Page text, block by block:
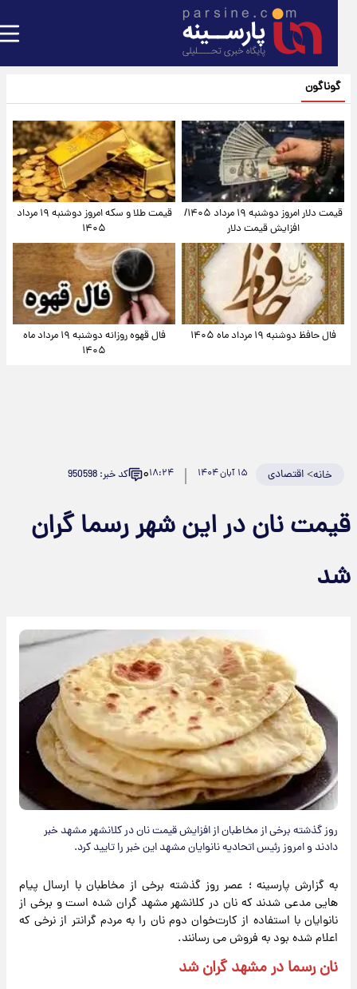
گوناگون
قیمت دلار امروز دوشنبه ۱۹ مرداد ۱۴۰۵/
افزایش قیمت دلار
قیمت طلا و سکه امروز دوشنبه ۱۹ مرداد
۱۴۰۵
فال حافظ دوشنبه ۱۹ مرداد ماه ۱۴۰۵
فال قهوه روزانه دوشنبه ۱۹ مرداد ماه
۱۴۰۵
خانه>اقتصادی ۱۸:۲۴۰ کد خبر: 950598
نان در این شهر رسما گران
روز گذشته برخی از مخاطبان از افزایش قیمت نان در کلانشهر مشهد خبر
دادند و امروز رئیس اتحادیه نانوایان مشهد این خبر را تایید کرد.
به گزارش پارسینه ؛ عصر روز گذشته برخی از مخاطبان با ارسال پیام
هایی مدعی شدند که نان در کلانشهر مشهد گران شده است و برخی از
نانوایان با استفاده از کارت‌خوان دوم نان را به مردم گرانتر از نرخی که
اعلام شده بود به فروش می رسانند.
نان رسما در مشهد گران شد